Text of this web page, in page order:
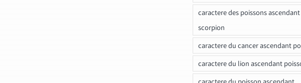
caractere des poissons ascendant
scorpion
caractere du cancer ascendant
caractere du lion ascendant